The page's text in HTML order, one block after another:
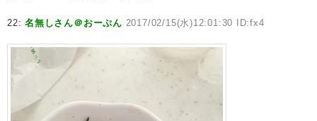
22:名無しさん＠おーぷん 2017/02/15(水)12:01:30 ID:fx4